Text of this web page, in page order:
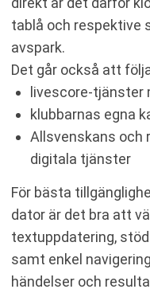
tablå och respektive
avspark.
Det går också att
livescore-tjänster
klubbarnas egna
Allsvenskans och
digitala tjänster
För bästa
dator är det bra att
textuppdatering,
samt enkel
händelser och